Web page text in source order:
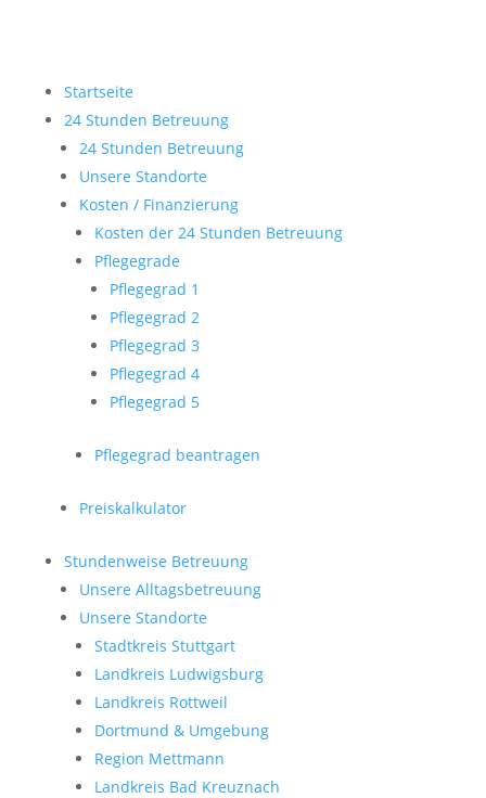
Startseite
24 Stunden Betreuung
24 Stunden Betreuung
Unsere Standorte
Kosten / Finanzierung
Kosten der 24 Stunden Betreuung
Pflegegrade
Pflegegrad 1
Pflegegrad 2
Pflegegrad 3
Pflegegrad 4
Pflegegrad 5
Pflegegrad beantragen
Preiskalkulator
Stundenweise Betreuung
Unsere Alltagsbetreuung
Unsere Standorte
Stadtkreis Stuttgart
Landkreis Ludwigsburg
Landkreis Rottweil
Dortmund & Umgebung
Region Mettmann
Landkreis Bad Kreuznach